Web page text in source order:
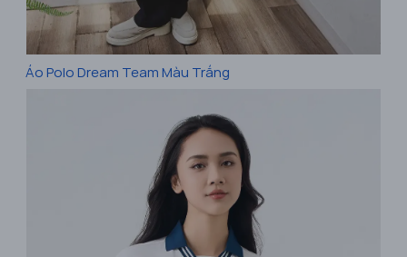
Áo Polo Dream Team Màu Trắng